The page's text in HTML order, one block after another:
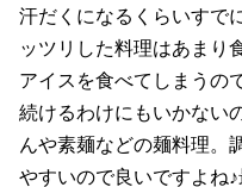
汗だくになるくらいすで
ッツリした料理はあまり
アイスを食べてしまうの
続けるわけにもいかない
んや素麺などの麺料理。
やすいので良いですよね